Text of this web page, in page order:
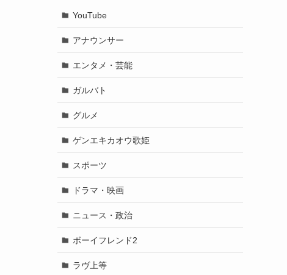
YouTube
アナウンサー
エンタメ・芸能
ガルバト
グルメ
ゲンエキカオウ歌姫
スポーツ
ドラマ・映画
ニュース・政治
ボーイフレンド2
ラヴ上等